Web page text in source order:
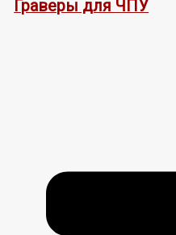
Граверы для ЧПУ